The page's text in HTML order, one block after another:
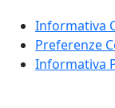
Informativa
Preferenze
Informativa